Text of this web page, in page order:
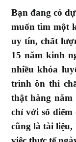
thuế
Bạn đang có
muốn tìm một
uy tín, chất
15 năm kinh
nhiều khóa
trình ôn thi
thật hàng
chỉ với số
cũng là tài